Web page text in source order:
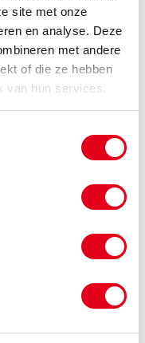
site met onze
en analyse. Deze
met andere
of die ze hebben
van hun services.